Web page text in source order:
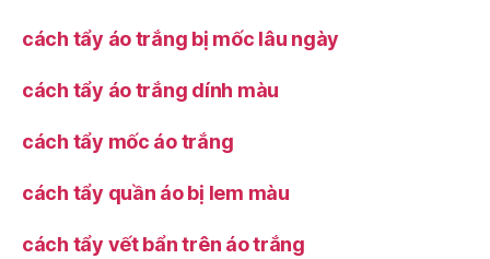
cách tẩy áo trắng bị mốc lâu ngày
cách tẩy áo trắng dính màu
cách tẩy mốc áo trắng
cách tẩy quần áo bị lem màu
cách tẩy vết bẩn trên áo trắng